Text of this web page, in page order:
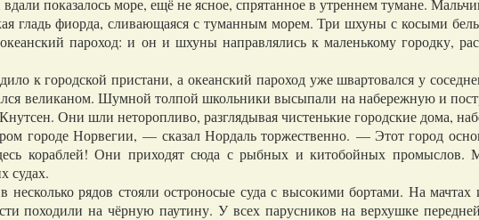
гладь фиорда, сливающаяся с туманным морем. Три шхуны с косыми
пароход: и он и шхуны направлялись к маленькому городку,
к городской пристани, а океанский пароход уже швартовался у
великаном. Шумной толпой школьники высыпали на набережную и
Они шли неторопливо, разглядывая чистенькие городские дома,
городе Норвегии, — сказал Нордаль торжественно. — Этот город
кораблей! Они приходят сюда с рыбных и китобойных
судах.
рядов стояли остроносые суда с высокими бортами. На мачтах
походили на чёрную паутину. У всех парусников на верхушке